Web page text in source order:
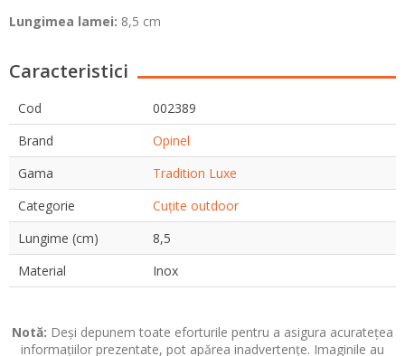
Lungimea lamei: 8,5 cm
Caracteristici
Cod
002389
Brand
Opinel
Gama
Tradition Luxe
Categorie
Cuțite outdoor
Lungime (cm)
8,5
Material
Inox
Notă: Deși depunem toate eforturile pentru a asigura acuratețea
informațiilor prezentate, pot apărea inadvertențe. Imaginile au